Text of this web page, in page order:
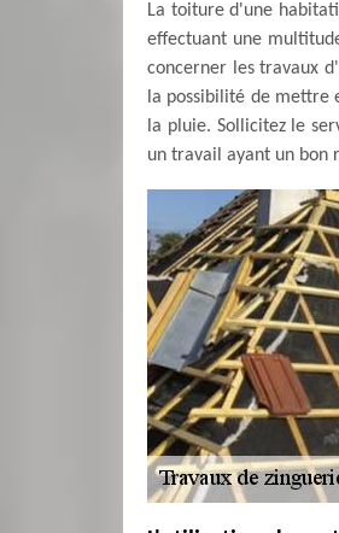
La toiture d'une
effectuant une
concerner les travaux
la possibilité de mettre
la pluie. Sollicitez le
un travail ayant un bon